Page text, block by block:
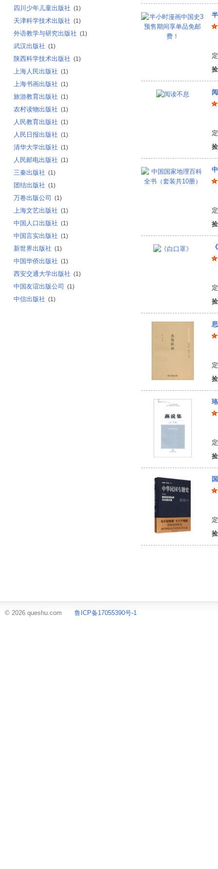
四川少年儿童出版社 (1)
天津科学技术出版社 (1)
外语教学与研究出版社 (1)
武汉出版社 (1)
陕西科学技术出版社 (1)
上海人民出版社 (1)
上海书画出版社 (1)
旅游教育出版社 (1)
农村读物出版社 (1)
人民教育出版社 (1)
人民日报出版社 (1)
清华大学出版社 (1)
人民邮电出版社 (1)
三秦出版社 (1)
团结出版社 (1)
万卷出版公司 (1)
上海文艺出版社 (1)
中国人口出版社 (1)
中国言实出版社 (1)
新世界出版社 (1)
中国华侨出版社 (1)
西安交通大学出版社 (1)
中国友谊出版公司 (1)
中信出版社 (1)
© 2026 queshu.com 鲁ICP备17055390号-1